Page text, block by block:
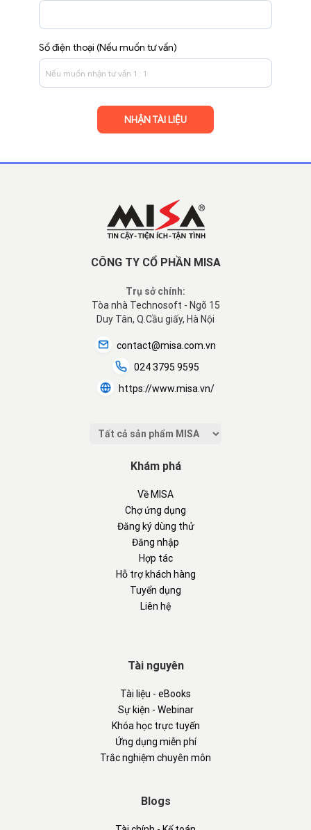
Số điện thoại (Nếu muốn tư vấn)
CÔNG TY CỔ PHẦN MISA
Trụ sở chính:
Tòa nhà Technosoft - Ngõ 15
Duy Tân, Q.Cầu giấy, Hà Nội
contact@misa.com.vn
024 3795 9595
https://www.misa.vn/
Khám phá
Về MISA
Chợ ứng dụng
Đăng ký dùng thử
Đăng nhập
Hợp tác
Hỗ trợ khách hàng
Tuyển dụng
Liên hệ
Tài nguyên
Tài liệu - eBooks
Sự kiện - Webinar
Khóa học trực tuyến
Ứng dụng miễn phí
Trắc nghiệm chuyên môn
Blogs